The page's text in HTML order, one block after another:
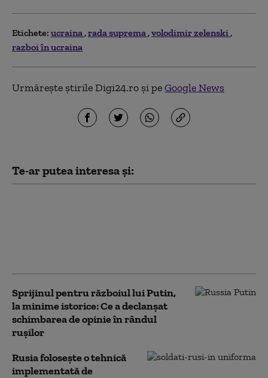
Etichete: ucraina rada suprema volodimir zelenski
razboi în ucraina
Urmărește știrile Digi24.ro și peGoogle News
Te-ar putea interesa și:
Sprijinul pentru războiul lui Putin,
la minime istorice: Ce a declanșat
schimbarea de opinie în rândul
rușilor
Rusia folosește o tehnică
implementată de